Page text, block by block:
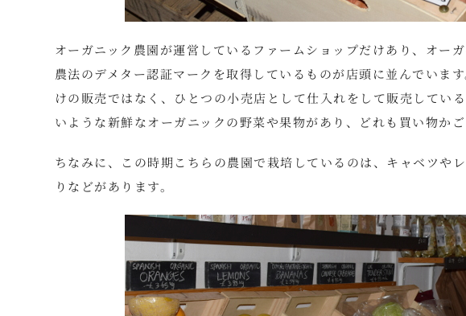
オーガニック農園が運営しているファームショップだけあり、オー
農法のデメター認証マークを取得しているものが店頭に並んでいま
けの販売ではなく、ひとつの小売店として仕入れをして販売してい
いような新鮮なオーガニックの野菜や果物があり、どれも買い物かご
ちなみに、この時期こちらの農園で栽培しているのは、キャベツや
りなどがあります。